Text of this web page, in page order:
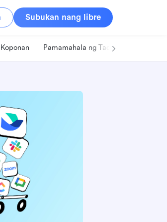
Subukan nang libre
Pamamahala ng Tao